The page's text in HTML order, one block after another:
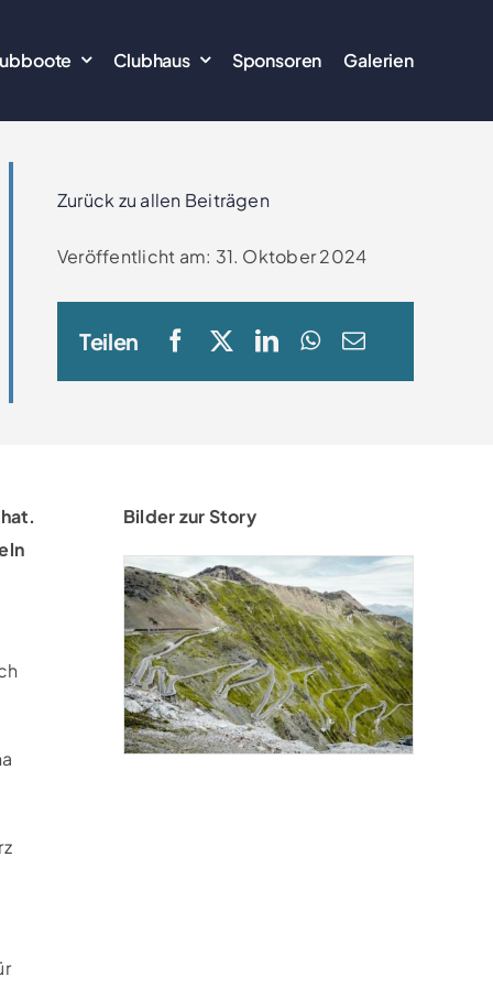
Clubhaus Sponsoren Galerien
Zurück zu allen Beiträgen
Veröffentlicht am: 31. Oktober 2024
Teilen
Bilder zur Story